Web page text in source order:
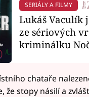
SERIÁLY A FILMY
Lukáš Vaculík
ze sériových
kriminálku
chataře
že stopy násilí a